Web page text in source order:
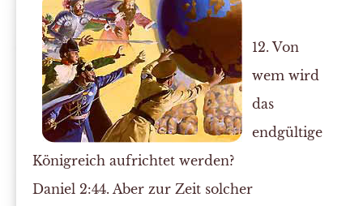
12. Von
wem wird
das
endgültige
Königreich aufrichtet werden?
Daniel 2:44. Aber zur Zeit solcher